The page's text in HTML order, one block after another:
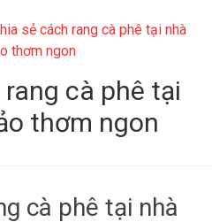
sẻ cách rang cà phê tại nhà
thơm ngon
cà phê tại
thơm ngon
cà phê tại nhà